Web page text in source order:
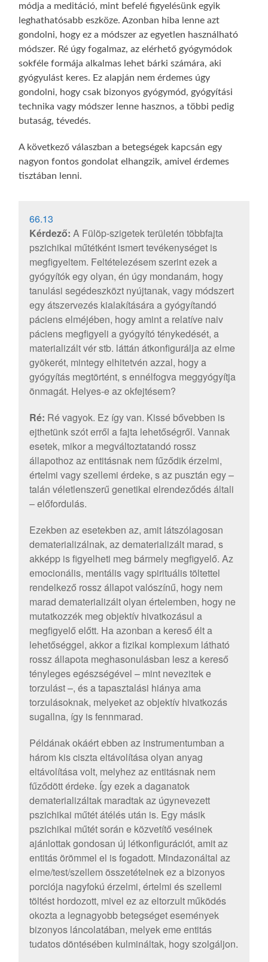
módja a meditáció, mint befelé figyelésünk egyik
leghathatósabb eszköze. Azonban hiba lenne azt
gondolni, hogy ez a módszer az egyetlen használható
módszer. Ré úgy fogalmaz, az elérhető gyógymódok
sokféle formája alkalmas lehet bárki számára, aki
gyógyulást keres. Ez alapján nem érdemes úgy
gondolni, hogy csak bizonyos gyógymód, gyógyítási
technika vagy módszer lenne hasznos, a többi pedig
butaság, tévedés.
A következő válaszban a betegségek kapcsán egy
nagyon fontos gondolat elhangzik, amivel érdemes
tisztában lenni.
66.13
Kérdező: A Fülöp-szigetek területén többfajta
pszichikai műtétként ismert tevékenységet is
megfigyeltem. Feltételezésem szerint ezek a
gyógyítók egy olyan, én úgy mondanám, hogy
tanulási segédeszközt nyújtanak, vagy módszert
egy átszervezés kialakítására a gyógyítandó
páciens elméjében, hogy amint a relatíve naiv
páciens megfigyeli a gyógyító ténykedését, a
materializált vér stb. láttán átkonfigurálja az elme
gyökerét, mintegy elhitetvén azzal, hogy a
gyógyítás megtörtént, s ennélfogva meggyógyítja
önmagát. Helyes-e az okfejtésem?
Ré: Ré vagyok. Ez így van. Kissé bővebben is
ejthetünk szót erről a fajta lehetőségről. Vannak
esetek, mikor a megváltoztatandó rossz
állapothoz az entitásnak nem fűződik érzelmi,
értelmi vagy szellemi érdeke, s az pusztán egy –
talán véletlenszerű genetikai elrendeződés általi
– előfordulás.
Ezekben az esetekben az, amit látszólagosan
dematerializálnak, az dematerializált marad, s
akképp is figyelheti meg bármely megfigyelő. Az
emocionális, mentális vagy spirituális töltettel
rendelkező rossz állapot valószínű, hogy nem
marad dematerializált olyan értelemben, hogy ne
mutatkozzék meg objektív hivatkozásul a
megfigyelő előtt. Ha azonban a kereső élt a
lehetőséggel, akkor a fizikai komplexum látható
rossz állapota meghasonulásban lesz a kereső
tényleges egészségével – mint nevezitek e
torzulást –, és a tapasztalási hiánya ama
torzulásoknak, melyeket az objektív hivatkozás
sugallna, így is fennmarad.
Példának okáért ebben az instrumentumban a
három kis ciszta eltávolítása olyan anyag
eltávolítása volt, melyhez az entitásnak nem
fűződött érdeke. Így ezek a daganatok
dematerializáltak maradtak az úgynevezett
pszichikai műtét átélés után is. Egy másik
pszichikai műtét során e közvetítő veséinek
ajánlottak gondosan új létkonfigurációt, amit az
entitás örömmel el is fogadott. Mindazonáltal az
elme/test/szellem összetételnek ez a bizonyos
porciója nagyfokú érzelmi, értelmi és szellemi
töltést hordozott, mivel ez az eltorzult működés
okozta a legnagyobb betegséget események
bizonyos láncolatában, melyek eme entitás
tudatos döntésében kulmináltak, hogy szolgáljon.